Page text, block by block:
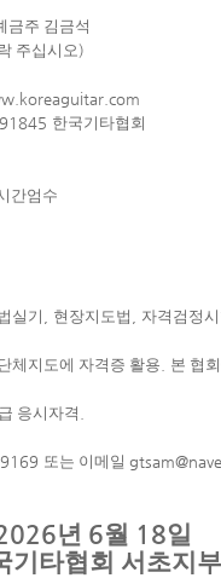
금주 김금석
주십시오)
한국기타협회
간엄수
실기 현장지도법 자격검정시
체지도에 자격증 활용 본 협
급 응시자격
또는 이메일
년 6월 18일
기타협회 서초지부